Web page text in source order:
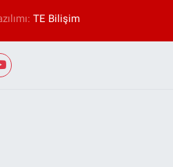
TE Bilişim